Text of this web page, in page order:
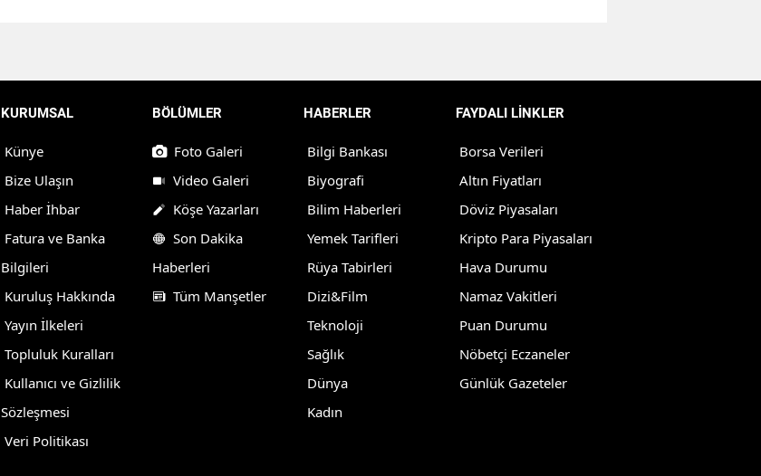
Yozgat
Aksaray
Bayburt
Karaman
Kırıkkale
Batman
Şırnak
KURUMSAL
Künye
Bize Ulaşın
Haber İhbar
Fatura ve Banka
Bilgileri
Kuruluş Hakkında
Yayın İlkeleri
Topluluk Kuralları
Kullanıcı ve Gizlilik
Sözleşmesi
Veri Politikası
BÖLÜMLER
Foto Galeri
Video Galeri
Köşe Yazarları
Son Dakika
Haberleri
Tüm Manşetler
HABERLER
Bilgi Bankası
Biyografi
Bilim Haberleri
Yemek Tarifleri
Rüya Tabirleri
Dizi&Film
Teknoloji
Sağlık
Dünya
Kadın
FAYDALI LİNKLER
Borsa Verileri
Altın Fiyatları
Döviz Piyasaları
Kripto Para Piyasaları
Hava Durumu
Namaz Vakitleri
Puan Durumu
Nöbetçi Eczaneler
Günlük Gazeteler